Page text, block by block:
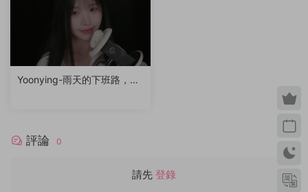
Yoonying-雨天的下班路，你
評論 0
請先 登錄